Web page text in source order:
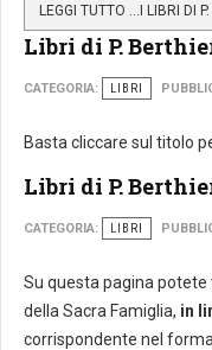
LEGGI TUTTO …I LIBRI DI
Libri di P.
CATEGORIA: LIBRI
Basta cliccare sul titolo
Libri di P.
CATEGORIA: LIBRI
Su questa pagina potete
della Sacra Famiglia, in
corrispondente nel